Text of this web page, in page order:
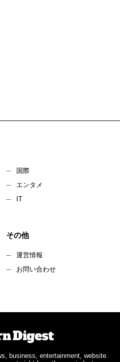
国際
エンタメ
IT
その他
運営情報
お問い合わせ
business, entertainment, website.